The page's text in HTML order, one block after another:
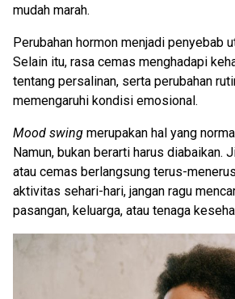
mudah marah.
Perubahan hormon menjadi penyebab
Selain itu, rasa cemas menghadapi
tentang persalinan, serta perubahan
memengaruhi kondisi emosional.
Mood swing merupakan hal yang
Namun, bukan berarti harus diabaikan.
atau cemas berlangsung terus-
aktivitas sehari-hari, jangan ragu
pasangan, keluarga, atau tenaga